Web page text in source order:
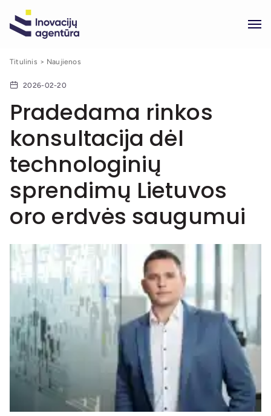
Titulinis Naujienos
2026-02-20
Pradedama rinkos
konsultacija dėl
technologinių
sprendimų Lietuvos
oro erdvės saugumui